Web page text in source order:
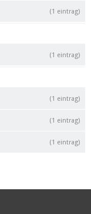
(1 eintrag)
(1 eintrag)
(1 eintrag)
(1 eintrag)
(1 eintrag)